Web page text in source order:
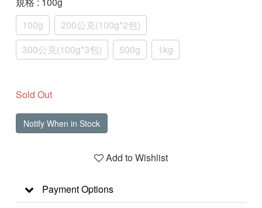
100g
200公克(100g*2包)
300公克(100g*3包)
500g 1kg
Sold Out
Notify When in Stock
Add to Wishlist
Payment Options